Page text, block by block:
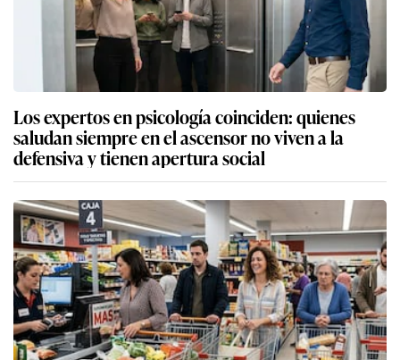
Los expertos en psicología coinciden: quienes
saludan siempre en el ascensor no viven a la
defensiva y tienen apertura social